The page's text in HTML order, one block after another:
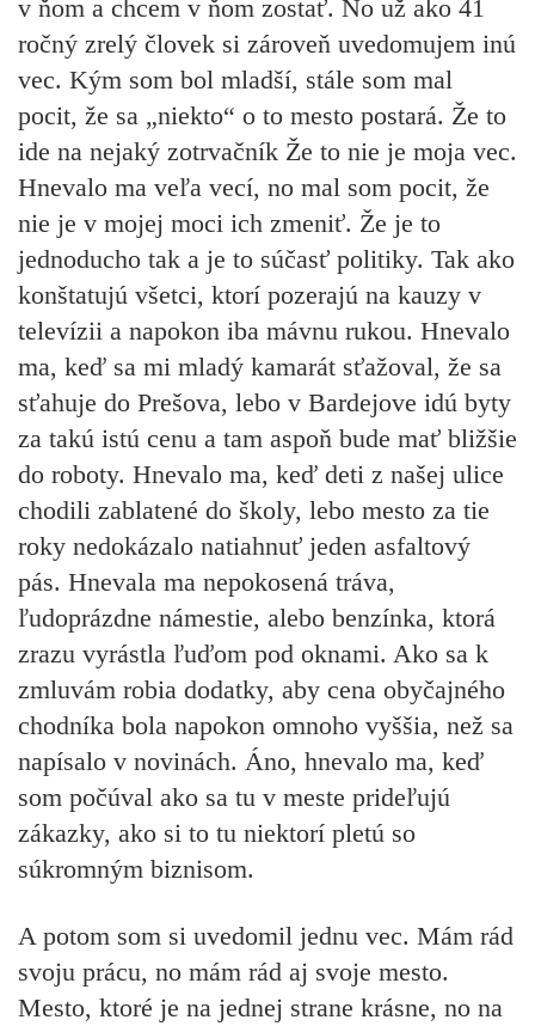
v ňom a chcem v ňom zostať. No už ako 41
ročný zrelý človek si zároveň uvedomujem inú
vec. Kým som bol mladší, stále som mal
pocit, že sa „niekto“ o to mesto postará. Že to
ide na nejaký zotrvačník Že to nie je moja vec.
Hnevalo ma veľa vecí, no mal som pocit, že
nie je v mojej moci ich zmeniť. Že je to
jednoducho tak a je to súčasť politiky. Tak ako
konštatujú všetci, ktorí pozerajú na kauzy v
televízii a napokon iba mávnu rukou. Hnevalo
ma, keď sa mi mladý kamarát sťažoval, že sa
sťahuje do Prešova, lebo v Bardejove idú byty
za takú istú cenu a tam aspoň bude mať bližšie
do roboty. Hnevalo ma, keď deti z našej ulice
chodili zablatené do školy, lebo mesto za tie
roky nedokázalo natiahnuť jeden asfaltový
pás. Hnevala ma nepokosená tráva,
ľudoprázdne námestie, alebo benzínka, ktorá
zrazu vyrástla ľuďom pod oknami. Ako sa k
zmluvám robia dodatky, aby cena obyčajného
chodníka bola napokon omnoho vyššia, než sa
napísalo v novinách. Áno, hnevalo ma, keď
som počúval ako sa tu v meste prideľujú
zákazky, ako si to tu niektorí pletú so
súkromným biznisom.
A potom som si uvedomil jednu vec. Mám rád
svoju prácu, no mám rád aj svoje mesto.
Mesto, ktoré je na jednej strane krásne, no na